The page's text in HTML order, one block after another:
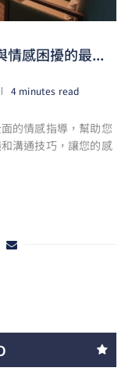
情感困擾的最...
4 minutes read
的情感指導，幫助您
溝通技巧，讓您的感